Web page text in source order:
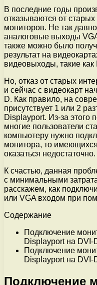
В последние годы
отказываются от
мониторов. Не так
аналоговые выходы
также можно было
результат на
видеовыходы, такие
Но, отказ от старых
и сейчас с видеокарт
D. Как правило, на
присутствует 1 или 2
Displayport. Из-за этого
многие пользователи
компьютеру нужно
монитора, то
оказаться недостаточно.
К счастью, данная
с минимальными
расскажем, как
или VGA входом при
Содержание
Подключение
Displayport на DVI-
Подключение
Displayport на DVI-
Подключение